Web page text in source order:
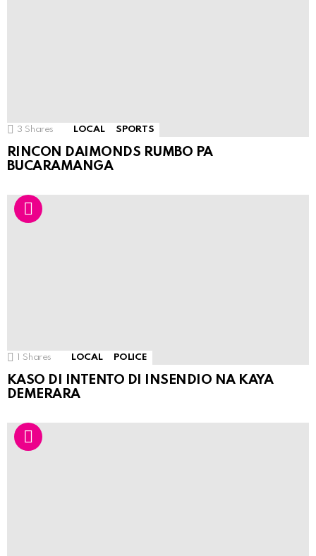
3 Shares LOCAL SPORTS
RINCON DAIMONDS RUMBO PA
BUCARAMANGA
Shares LOCAL POLICE
KASO DI INTENTO DI INSENDIO NA KAYA
DEMERARA